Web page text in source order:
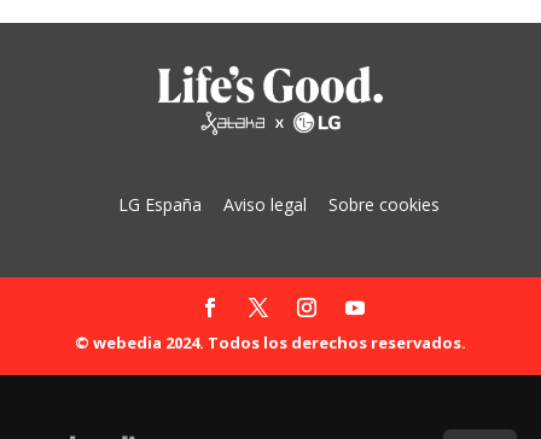
LG España Aviso legal Sobre cookies
© webedia 2024. Todos los derechos reservados.